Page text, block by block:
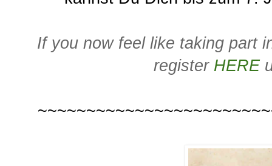
If you now feel like taking part
register HERE